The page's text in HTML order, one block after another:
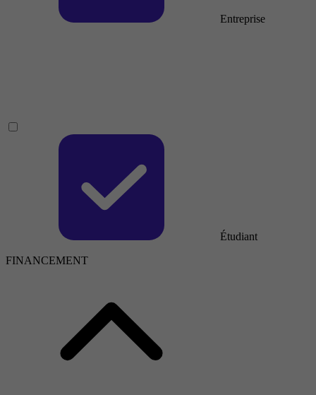
Entreprise
Étudiant
FINANCEMENT